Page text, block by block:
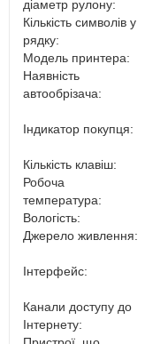
діаметр рулону:
Кількість символів у
рядку:
Модель принтера:
Наявність
автообрізача:
Індикатор покупця:
Кількість клавіш:
Робоча
температура:
Вологість:
Джерело живлення:
Інтерфейс:
Канали доступу до
Інтернету: